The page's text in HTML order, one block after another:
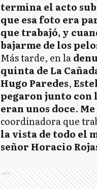
termina el acto
que esa foto era
que trabajó, y
bajarme de los
Más tarde, en la
quinta de La
Hugo Paredes,
pegaron junto con
eran unos doce.
coordinadora que
la vista de todo el
señor Horacio
Ads